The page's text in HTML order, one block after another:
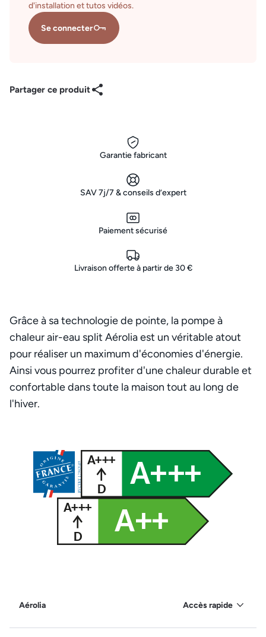
d'installation et tutos vidéos.
Se connecter
Partager ce produit
Garantie fabricant
SAV 7j/7 & conseils d’expert
Paiement sécurisé
Livraison offerte à partir de 30 €
Grâce à sa technologie de pointe, la pompe à
chaleur air-eau split Aérolia est un véritable atout
pour réaliser un maximum d'économies d'énergie.
Ainsi vous pourrez profiter d'une chaleur durable et
confortable dans toute la maison tout au long de
l'hiver.
Aérolia Accès rapide